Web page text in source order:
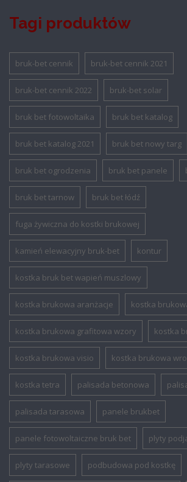
Tagi produktów
bruk-bet cennik bruk-bet cennik 2021
bruk-bet cennik 2022 bruk-bet solar
bruk bet fotowoltaika bruk bet katalog
bruk bet katalog 2021 bruk bet nowy targ
bruk bet ogrodzenia bruk bet panele
bruk bet tarnow bruk bet łódź
fuga żywiczna do kostki brukowej
kamień elewacyjny bruk-bet kontur
kostka bruk bet wapień muszlowy
kostka brukowa aranżacje kostka
kostka brukowa grafitowa wzory kostka
kostka brukowa visio kostka brukowa
kostka tetra palisada betonowa
palisada tarasowa panele brukbet
panele fotowoltaiczne bruk bet plyty
plyty tarasowe podbudowa pod kostkę